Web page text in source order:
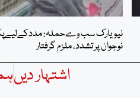
نیویارک سب وےحملہ:
نوجوان پر تشدد، ملزم گرفتار
اشتہار دیں